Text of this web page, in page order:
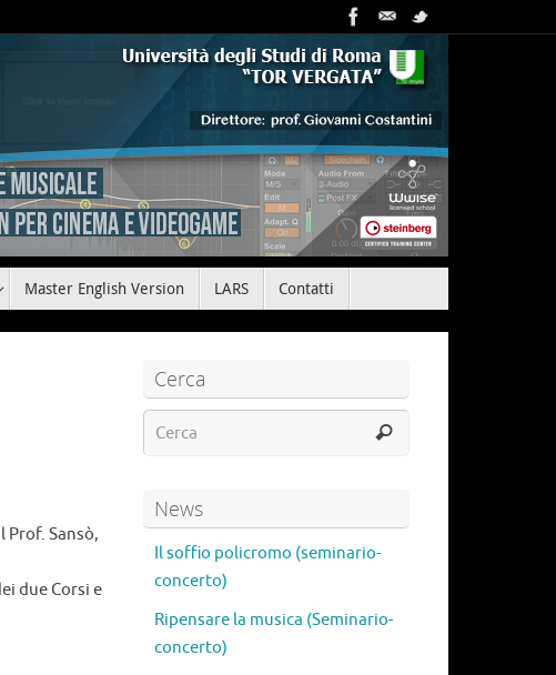
Master English Version LARS Contatti
Prof. Sansò,
due Corsi e
Cerca
News
Il soffio policromo (seminario-
concerto)
Ripensare la musica (Seminario-
concerto)